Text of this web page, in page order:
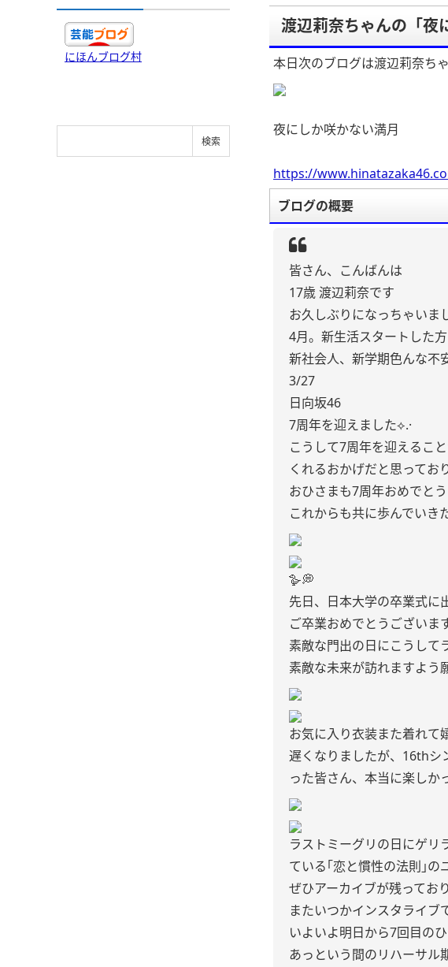
渡辺莉奈ちゃんの「夜
本日次のブログは渡辺莉奈ちゃ
夜にしか咲かない満月
https://
ブログの概要
皆さん、こんばんは
17歳 渡辺莉奈です
お久しぶりになっちゃいま
4月。新生活スタートした
新社会人、新学期色んな不
3/27
日向坂46
7周年を迎えました⟡.·
こうして7周年を迎えるこ
くれるおかげだと思ってお
おひさまも7周年おめでとう
これからも共に歩んでいき
🪿💭
先日、日本大学の卒業式に
ご卒業おめでとうございま
素敵な門出の日にこうして
素敵な未来が訪れますよう
お気に入り衣装また着れて
遅くなりましたが、16thシ
った皆さん、本当に楽しか
ラストミーグリの日にゲリ
ている｢恋と慣性の法則｣の
ぜひアーカイブが残ってお
またいつかインスタライブ
いよいよ明日から7回目の
あっという間のリハーサル
にほんブログ村